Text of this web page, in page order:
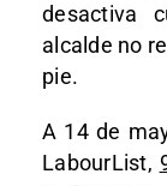
desactiva
alcalde no
pie.
A 14 de
LabourList,